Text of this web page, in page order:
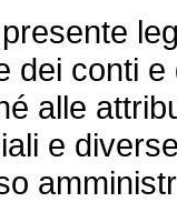
dei conti
alle
e